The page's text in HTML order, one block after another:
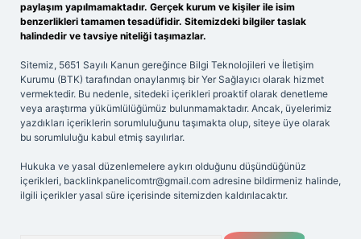
paylaşım yapılmamaktadır. Gerçek kurum ve kişiler ile isim
benzerlikleri tamamen tesadüfidir. Sitemizdeki bilgiler taslak
halindedir ve tavsiye niteliği taşımazlar.
Sitemiz, 5651 Sayılı Kanun gereğince Bilgi Teknolojileri ve İletişim
Kurumu (BTK) tarafından onaylanmış bir Yer Sağlayıcı olarak hizmet
vermektedir. Bu nedenle, sitedeki içerikleri proaktif olarak denetleme
veya araştırma yükümlülüğümüz bulunmamaktadır. Ancak, üyelerimiz
yazdıkları içeriklerin sorumluluğunu taşımakta olup, siteye üye olarak
bu sorumluluğu kabul etmiş sayılırlar.
Hukuka ve yasal düzenlemelere aykırı olduğunu düşündüğünüz
içerikleri, backlinkpanelicomtr@gmail.com adresine bildirmeniz halinde,
ilgili içerikler yasal süre içerisinde sitemizden kaldırılacaktır.